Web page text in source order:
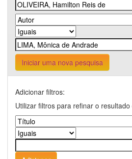
Iniciar uma nova pesquisa
Adicionar filtros:
Utilizar filtros para refinar o